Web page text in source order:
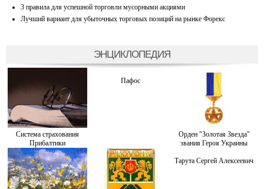
3 правила для успешной торговли мусорными акциями
Лучший вариант для убыточных торговых позиций на рынке Форекс
ЭНЦИКЛОПЕДИЯ
Система страхования
Прибалтики
Пафос
Орден "Золотая Звезда"
звания Героя Украины
Тарута Сергей Алексеевич